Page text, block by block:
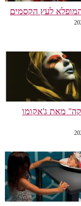
לעץ הקסמים
מאת ג'אקומו